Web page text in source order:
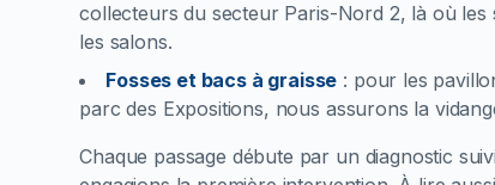
collecteurs du secteur Paris-Nord 2, là où
les salons.
Fosses et bacs à graisse : pour les
parc des Expositions, nous assurons la
Chaque passage débute par un diagnostic